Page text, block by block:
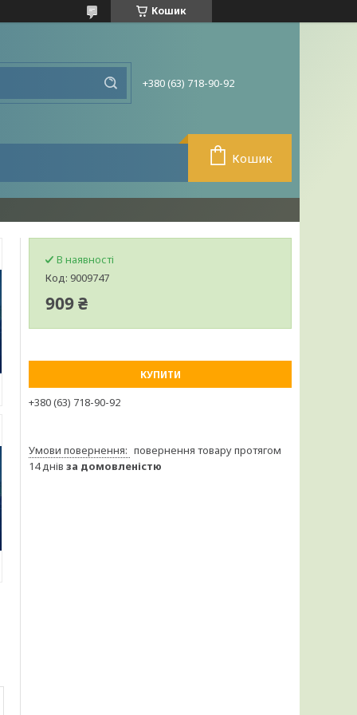
Кошик
+380 (63) 718-90-92
Кошик
В наявності
Код: 9009747
909 ₴
КУПИТИ
+380 (63) 718-90-92
повернення товару протягом
14 днів за домовленістю